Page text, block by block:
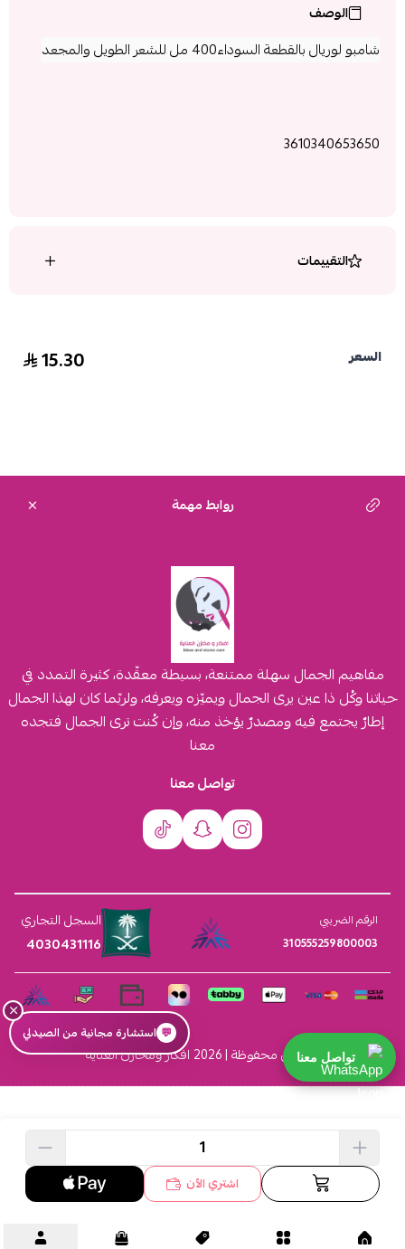
الوصف
شامبو لوريال بالقطعة السوداء400 مل للشعر الطويل والمجعد
3610340653650
التقييمات
السعر 15.30
اشتري الآن
روابط مهمة
مفاهيم الجمال سهلة ممتنعة، بسيطة معقّدة، كثيرة التمدد في
حياتنا وكُل ذا عين يرى الجمال ويميّزه ويعرفه، ولربّما كان لهذا الجمال
إطارٌ يجتمع فيه ومصدرٌ يؤخذ منه، وإن كُنت ترى الجمال فتجده
معنا
تواصل معنا
الرقم الضريبي
310555259800003
السجل التجاري
4030431116
الحقوق محفوظة | 2026 افكار ومخازن العناية
×
💬 استشارة مجانية من الصيدلي
تواصل معنا